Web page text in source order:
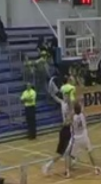
találtak be. A
10 percben megpróbált
Így a félidőt végét
Bencze Tamás
között. Ám
A 66:52-es állásról
hogy némileg
hogy
vereségüknek
gárdájával: szerdán
Aréna Savariában.